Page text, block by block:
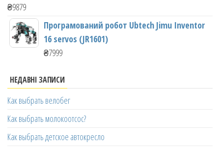
₴9879
Програмований робот Ubtech Jimu Inventor
16 servos (JR1601)
₴7999
НЕДАВНІ ЗАПИСИ
Как выбрать велобег
Как выбрать молокоотсос?
Как выбрать детское автокресло